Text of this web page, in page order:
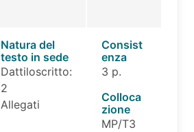
Natura del
testo in sede
Dattiloscritto:
2
Allegati
Consist
enza
3 p.
Colloca
zione
MP/T3